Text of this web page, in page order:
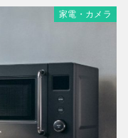
家電・カメラ